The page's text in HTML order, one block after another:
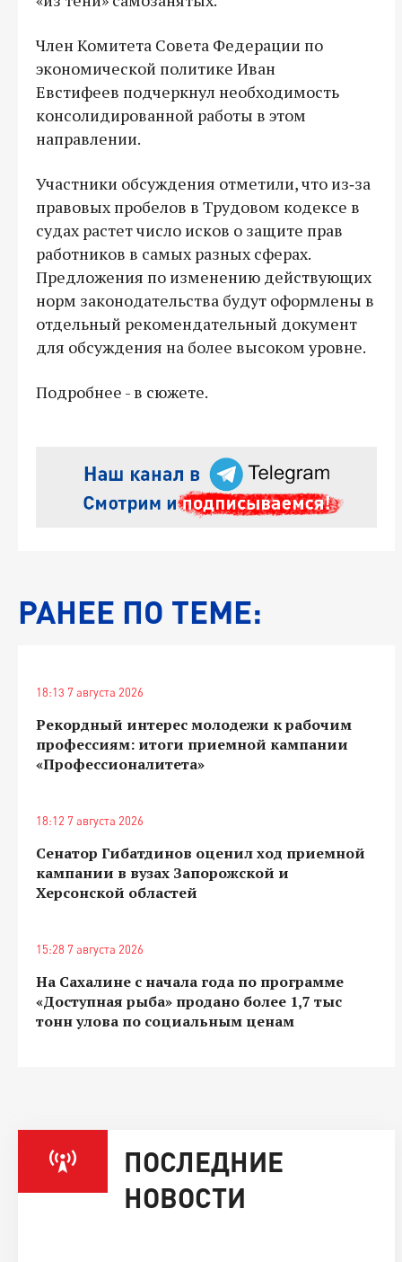
Член Комитета Совета Федерации по
экономической политике Иван
Евстифеев подчеркнул необходимость
консолидированной работы в этом
направлении.
Участники обсуждения отметили, что из‑за
правовых пробелов в Трудовом кодексе в
судах растет число исков о защите прав
работников в самых разных сферах.
Предложения по изменению действующих
норм законодательства будут оформлены в
отдельный рекомендательный документ
для обсуждения на более высоком уровне.
Подробнее - в сюжете.
РАНЕЕ ПО ТЕМЕ:
18:13 7 августа 2026
Рекордный интерес молодежи к рабочим
профессиям: итоги приемной кампании
«Профессионалитета»
18:12 7 августа 2026
Сенатор Гибатдинов оценил ход приемной
кампании в вузах Запорожской и
Херсонской областей
15:28 7 августа 2026
На Сахалине с начала года по программе
«Доступная рыба» продано более 1,7 тыс
тонн улова по социальным ценам
ПОСЛЕДНИЕ
НОВОСТИ